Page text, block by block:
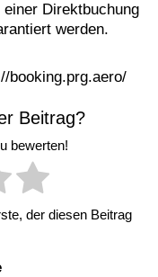
Direktbuchung
werden.
booking.prg.aero/
Beitrag?
bewerten!
der diesen Beitrag